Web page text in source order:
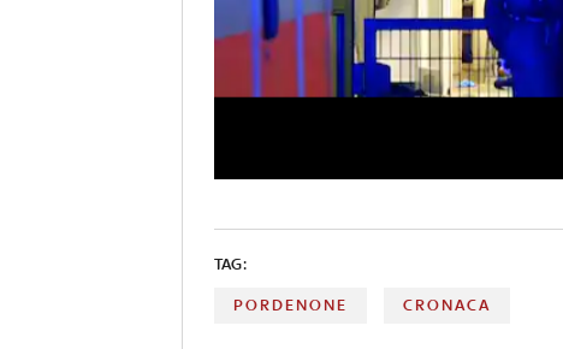
TAG:
PORDENONE CRONACA